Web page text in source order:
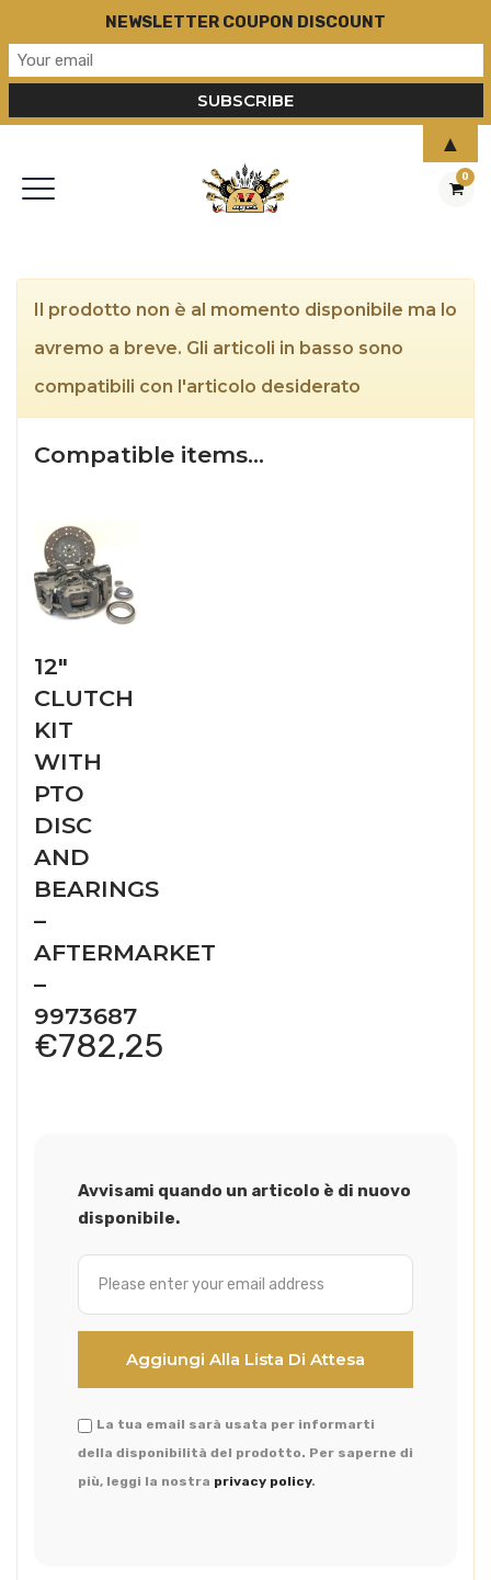
0
Il prodotto non è al momento disponibile ma lo
avremo a breve. Gli articoli in basso sono
compatibili con l'articolo desiderato
Compatible items…
12″
CLUTCH
KIT
WITH
PTO
DISC
AND
BEARINGS
–
AFTERMARKET
–
9973687
€782,25
Avvisami quando un articolo è di nuovo
disponibile.
La tua email sarà usata per informarti
della disponibilità del prodotto. Per saperne di
più, leggi la nostra privacy policy.
NEWSLETTER COUPON DISCOUNT
▲